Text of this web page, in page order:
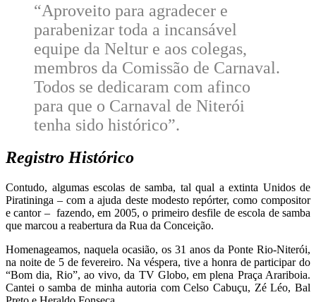
“Aproveito para agradecer e
parabenizar toda a incansável
equipe da Neltur e aos colegas,
membros da Comissão de Carnaval.
Todos se dedicaram com afinco
para que o Carnaval de Niterói
tenha sido histórico”.
Registro Histórico
Contudo, algumas escolas de samba, tal qual a extinta Unidos de
Piratininga – com a ajuda deste modesto repórter, como compositor
e cantor – fazendo, em 2005, o primeiro desfile de escola de samba
que marcou a reabertura da Rua da Conceição.
Homenageamos, naquela ocasião, os 31 anos da Ponte Rio-Niterói,
na noite de 5 de fevereiro. Na véspera, tive a honra de participar do
“Bom dia, Rio”, ao vivo, da TV Globo, em plena Praça Arariboia.
Cantei o samba de minha autoria com Celso Cabuçu, Zé Léo, Bal